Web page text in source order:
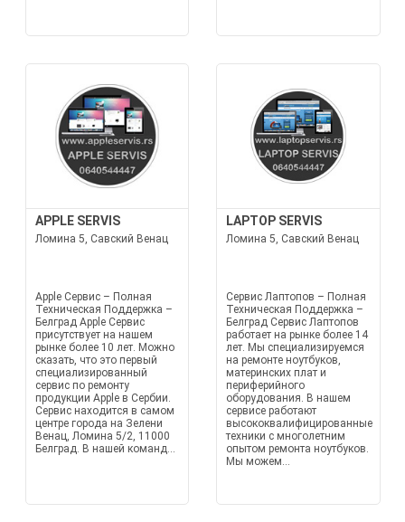
APPLE SERVIS
Ломина 5, Савский Венац
Apple Сервис – Полная
Техническая Поддержка –
Белград Apple Сервис
присутствует на нашем
рынке более 10 лет. Можно
сказать, что это первый
специализированный
сервис по ремонту
продукции Apple в Сербии.
Сервис находится в самом
центре города на Зелени
Венац, Ломина 5/2, 11000
Белград. В нашей команд...
LAPTOP SERVIS
Ломина 5, Савский Венац
Сервис Лаптопов – Полная
Техническая Поддержка –
Белград Сервис Лаптопов
работает на рынке более 14
лет. Мы специализируемся
на ремонте ноутбуков,
материнских плат и
периферийного
оборудования. В нашем
сервисе работают
высококвалифицированные
техники с многолетним
опытом ремонта ноутбуков.
Мы можем...